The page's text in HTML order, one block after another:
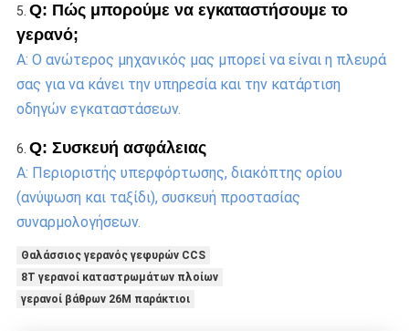
5. Q: Πώς μπορούμε να εγκαταστήσουμε το
γερανό;
Α: Ο ανώτερος μηχανικός μας μπορεί να είναι η πλευρά
σας για να κάνει την υπηρεσία και την κατάρτιση
οδηγών εγκαταστάσεων.
6. Q: Συσκευή ασφάλειας
Α: Περιοριστής υπερφόρτωσης, διακόπτης ορίου
(ανύψωση και ταξίδι), συσκευή προστασίας
συναρμολογήσεων.
Θαλάσσιος γερανός γεφυρών CCS
8T γερανοί καταστρωμάτων πλοίων
γερανοί βάθρων 26M παράκτιοι